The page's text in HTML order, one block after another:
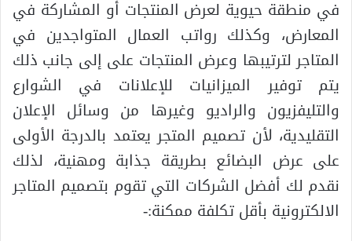
في منطقة حيوية لعرض المنتجات أو المشاركة في
المعارض، وكذلك رواتب العمال المتواجدين في
المتاجر لترتيبها وعرض المنتجات على إلى جانب ذلك
يتم توفير الميزانيات للإعلانات في الشوارع
والتليفزيون والراديو وغيرها من وسائل الإعلان
التقليدية، لأن تصميم المتجر يعتمد بالدرجة الأولى
على عرض البضائع بطريقة جذابة ومهنية، لذلك
نقدم لك أفضل الشركات التي تقوم بتصميم المتاجر
الالكترونية بأقل تكلفة ممكنة:-